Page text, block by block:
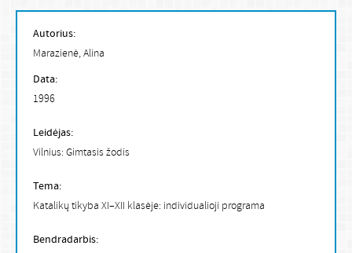
Autorius:
Marazienė, Alina
Data:
1996
Leidėjas:
Vilnius: Gimtasis žodis
Tema:
Katalikų tikyba XI–XII klasėje: individualioji programa
Bendradarbis: